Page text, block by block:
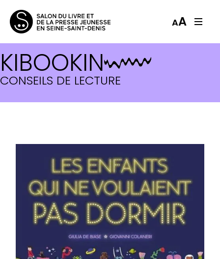
AA
KIBOOKIN
CONSEILS DE LECTURE